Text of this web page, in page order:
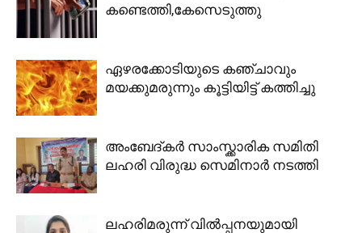
കണ്ടെത്തി,കേസെടുത്തു
ഏഴരക്കോടിയുടെ കഞ്ചാവും
മയക്കുമരുന്നും കൂട്ടിയിട്ട് കത്തിച്ചു
അംബേദ്കർ സാംസ്ക്കാരിക സമിതി
ലഹരി വിരുദ്ധ സെമിനാർ നടത്തി
ലഹരിമരുന്ന് വില്‍പ്പനയുമായി